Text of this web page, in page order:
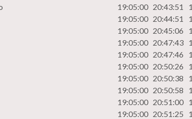
19:05:00 20:43:51
19:05:00 20:44:51
19:05:00 20:45:06
19:05:00 20:47:43
19:05:00 20:47:46
19:05:00 20:50:26
19:05:00 20:50:38
19:05:00 20:50:58
19:05:00 20:51:00
19:05:00 20:51:25